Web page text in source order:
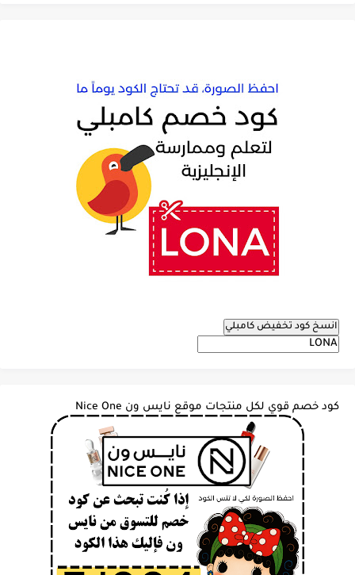
انسخ كود تخفيض كامبلي
كود خصم قوي لكل منتجات موقع نايس ون Nice One